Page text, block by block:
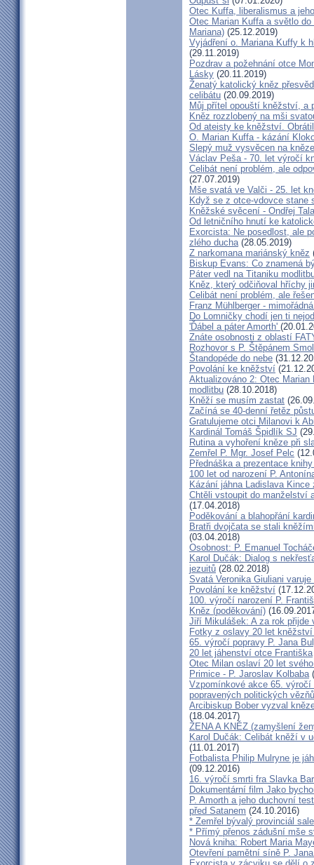
Otec Kuffa, liberalismus a
Otec Marian Kuffa a světlo
Mariana) (25.12.2019)
Vyjádření o. Mariana Kuffy k
(29.11.2019)
Pozdrav a požehnání otce
Lásky (20.11.2019)
Ženatý katolický kněz
celibátu (20.09.2019)
Můj přítel opouští kněžství, a
Kněz rozzlobený na mši
Od ateisty ke kněžství.
O. Marian Kuffa - kázání
Slepý muž vysvěcen na kněze
Václav Peša - 70. let výročí
Celibát není problém, ale
(27.07.2019)
Mše svatá ve Valči - 25. let
Když se z otce-vdovce stane
Kněžské svěcení - Ondřej
Od letničního hnutí ke
Exorcista: Ne posedlost, ale
zlého ducha(28.05.2019)
Z narkomana mariánský kněz
Biskup Evans: Co znamená
Páter vedl na Titaniku
Kněz, který odčiňoval hříchy
Celibát není problém, ale
Franz Mühlberger -
Do Lomničky chodí jen ti
'Ďábel a páter Amorth'
Znáte osobnosti z oblastí
Rozhovor s P. Štěpánem
Štandopéde do nebe
Povolání ke kněžství
Aktualizováno 2: Otec
modlitbu (28.10.2018)
Kněží se musím zastat
Začíná se 40-denní řetěz
Gratulujeme otci Milanovi k
Kardinál Tomáš Špidlík SJ
Rutina a vyhoření kněze při
Zemřel P. Mgr. Josef Pelc
Přednáška a prezentace
100 let od narození P.
Kázání jáhna Ladislava
Chtěli vstoupit do manželství
(17.04.2018)
Poděkování a blahopřání
Bratři dvojčata se stali
(03.04.2018)
Osobnost: P. Emanuel
Karol Dučák: Dialog s
jezuitů (28.02.2018)
Svatá Veronika Giuliani
Povolání ke kněžství
100. výročí narození P.
Kněz (poděkování)
Jiří Mikulášek: A za rok
Fotky z oslavy 20 let
65. výročí popravy P. Jana
20 let jáhenství otce Františka
Otec Milan oslaví 20 let
Primice - P. Jaroslav Kolbaba
Vzpomínkové akce 65.
popravených politických vězňů
Arcibiskup Bober vyzval
(18.04.2017)
ŽENA A KNĚZ (zamyšlení
Karol Dučák: Celibát kněží v
(11.01.2017)
Fotbalista Philip Mulryne je
(09.12.2016)
16. výročí smrti fra Slavka
Dokumentární film Jako
P. Amorth a jeho duchovní
před Satanem (24.10.2016)
* Zemřel bývalý provinciál
* Přímý přenos zádušní mše
Nová kniha: Robert Maria
Otevření pamětní síně P.